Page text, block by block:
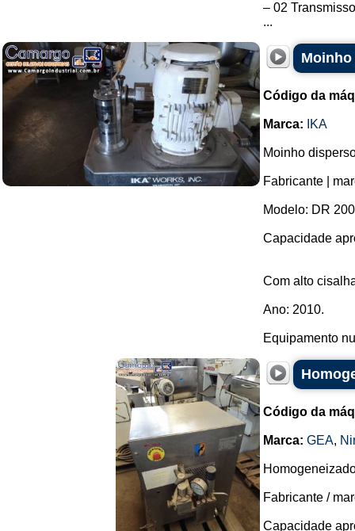
– 02
...
Código da
Marca: IKA
Moinho
Fabricante |
Modelo: DR
Capacidade
Com alto
Ano: 2010.
Equipamento
Código da
Marca: GEA,
Fabricante /
Capacidade